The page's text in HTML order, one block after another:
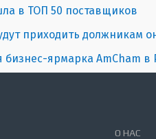
в ТОП 50 поставщиков
приходить должникам
бизнес-ярмарка AmCham в
О НАС